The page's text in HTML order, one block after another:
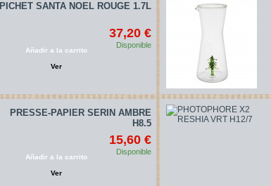
PICHET SANTA NOEL ROUGE 1.7L
37,20 €
Disponible
Añadir a la carrito
Ver
PRESSE-PAPIER SERIN AMBRE
H8.5
15,60 €
Disponible
Añadir a la carrito
Ver